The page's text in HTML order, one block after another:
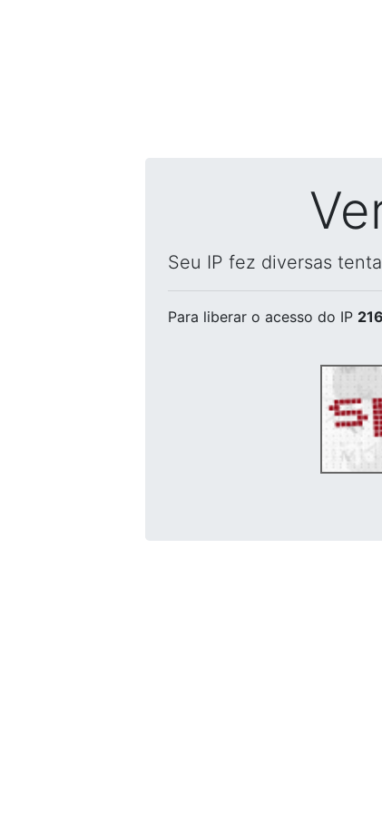
Seu IP fez diversas
Para liberar o acesso do IP